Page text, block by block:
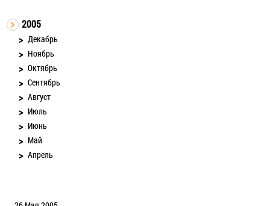
2005
Декабрь
Ноябрь
Октябрь
Сентябрь
Август
Июль
Июнь
Май
Апрель